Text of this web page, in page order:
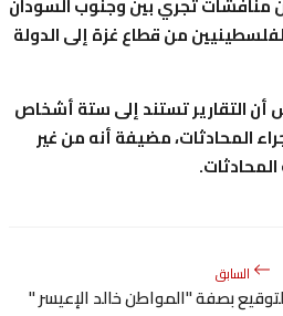
تجري بين وجنوب السودان
من قطاع غزة إلى الدولة
تستند إلى ستة أشخاص
مضيفة أنه من غير
السابق
بصفة "المواطن خالد الإعيسر "